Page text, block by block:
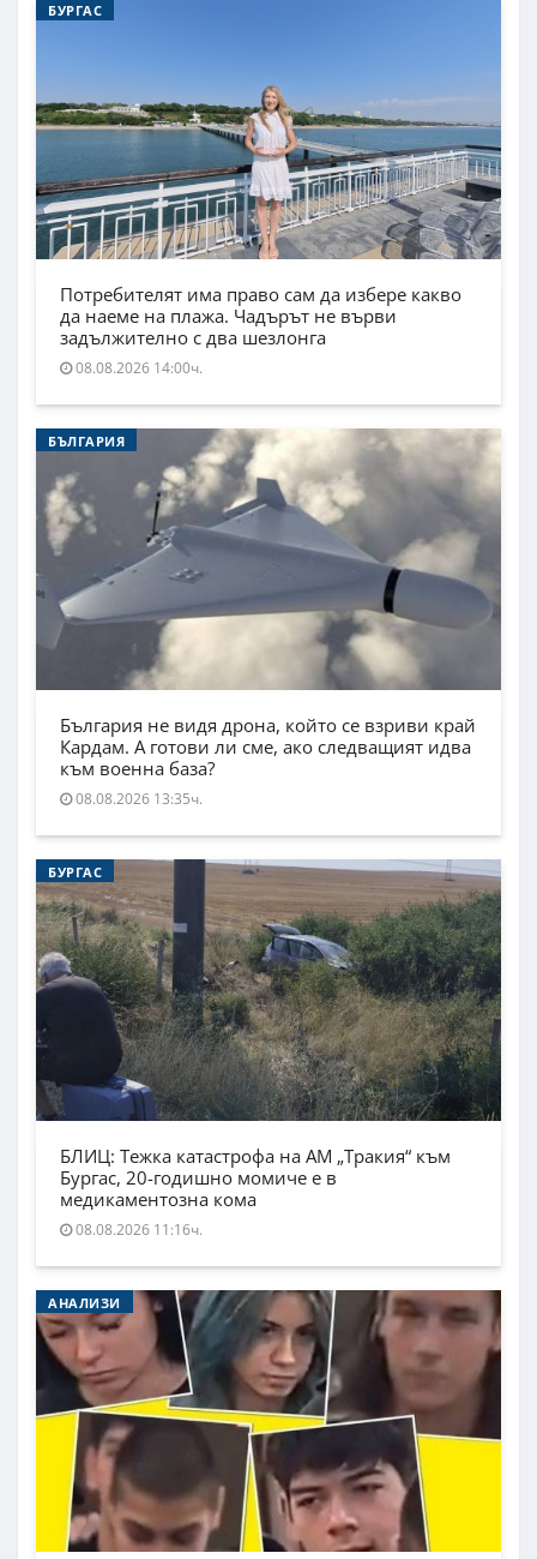
БУРГАС
Потребителят има право сам да избере какво
да наеме на плажа. Чадърът не върви
задължително с два шезлонга
08.08.2026 14:00ч.
БЪЛГАРИЯ
България не видя дрона, който се взриви край
Кардам. А готови ли сме, ако следващият идва
към военна база?
08.08.2026 13:35ч.
БУРГАС
БЛИЦ: Тежка катастрофа на АМ „Тракия“ към
Бургас, 20-годишно момиче е в
медикаментозна кома
08.08.2026 11:16ч.
АНАЛИЗИ